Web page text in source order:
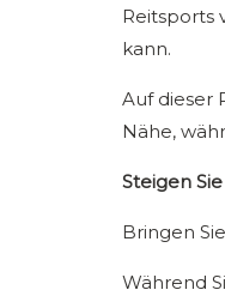
Reitsports
kann.
Auf dieser
Nähe,
Steigen
Bringen
Während